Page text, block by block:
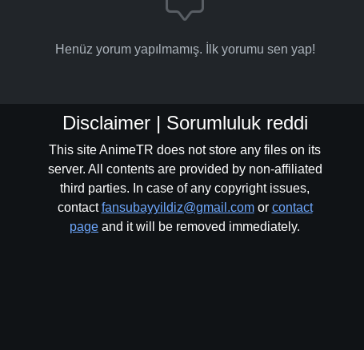
Henüz yorum yapılmamış. İlk yorumu sen yap!
Disclaimer | Sorumluluk reddi
This site AnimeTR does not store any files on its
server. All contents are provided by non-affiliated
third parties. In case of any copyright issues,
contactfansubayyildiz@gmail.comor contact
page and it will be removed immediately.